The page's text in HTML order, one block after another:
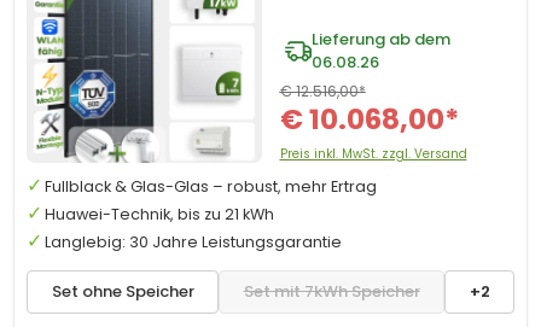
Set ohne Speicher Set mit 7kWh Speicher +2
Lieferung ab dem
06.08.26
€ 10.068,00*
€ 12.516,00*
Preis inkl. MwSt. zzgl. Versand
Fullblack & Glas-Glas – robust, mehr Ertrag
Huawei-Technik, bis zu 21 kWh
Langlebig: 30 Jahre Leistungsgarantie